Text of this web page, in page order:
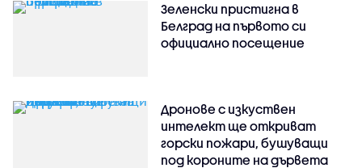
Зеленски пристигна в
Белград на първото си
официално посещение
Дронове с изкуствен
интелект ще откриват
горски пожари, бушуващи
под короните на дървета